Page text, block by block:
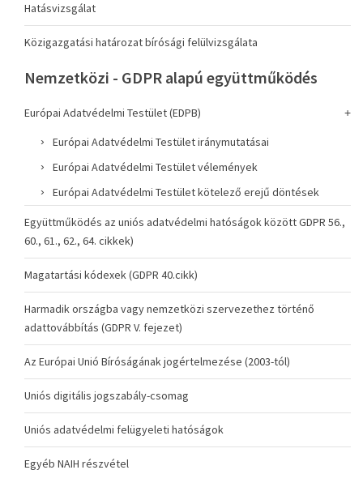
Hatásvizsgálat
Közigazgatási határozat bírósági felülvizsgálata
Nemzetközi - GDPR alapú együttműködés
Európai Adatvédelmi Testület (EDPB)
Európai Adatvédelmi Testület iránymutatásai
Európai Adatvédelmi Testület vélemények
Európai Adatvédelmi Testület kötelező erejű döntések
Együttműködés az uniós adatvédelmi hatóságok között GDPR 56.,
60., 61., 62., 64. cikkek)
Magatartási kódexek (GDPR 40.cikk)
Harmadik országba vagy nemzetközi szervezethez történő
adattovábbítás (GDPR V. fejezet)
Az Európai Unió Bíróságának jogértelmezése (2003-tól)
Uniós digitális jogszabály-csomag
Uniós adatvédelmi felügyeleti hatóságok
Egyéb NAIH részvétel